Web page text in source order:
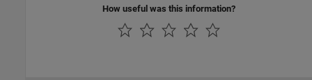
How useful was this information?